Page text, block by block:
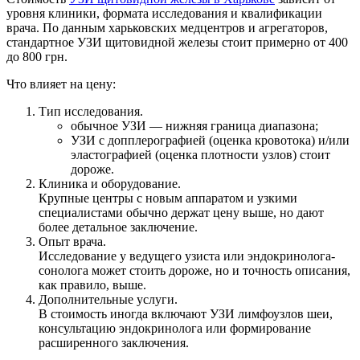
уровня клиники, формата исследования и квалификации
врача. По данным харьковских медцентров и агрегаторов,
стандартное УЗИ щитовидной железы стоит примерно от 400
до 800 грн.
Что влияет на цену:
Тип исследования.
обычное УЗИ — нижняя граница диапазона;
УЗИ с допплерографией (оценка кровотока) и/или
эластографией (оценка плотности узлов) стоит
дороже.
Клиника и оборудование.
Крупные центры с новым аппаратом и узкими
специалистами обычно держат цену выше, но дают
более детальное заключение.
Опыт врача.
Исследование у ведущего узиста или эндокринолога-
сонолога может стоить дороже, но и точность описания,
как правило, выше.
Дополнительные услуги.
В стоимость иногда включают УЗИ лимфоузлов шеи,
консультацию эндокринолога или формирование
расширенного заключения.